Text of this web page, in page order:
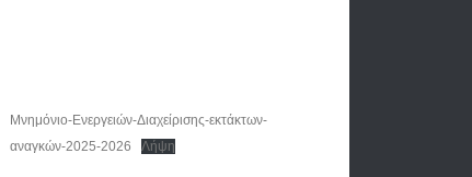
Μνημόνιο-Ενεργειών-Διαχείρισης-εκτάκτων-
αναγκών-2025-2026
Λήψη